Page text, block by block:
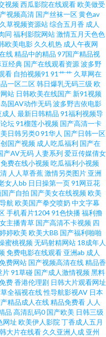
观看 国产成人男男影院 四虎国产
码系列 一本色道婷婷久久 99热青
青青草网av黄色在线 91日韩无打
网 亚洲天堂BT www91在线视频 深
频一区免费播放 精品亚洲日韩在
精品不卡二区 91肏碰 日韩精品久
利视频 黄污污在线观看 青青草在
音美女 AV资源导航大全 人妻操操
五月天小说 日本福利福利福利视频
频 91在线精品视频导航 久久亚洲
及片网址 国产不卡操逼 少妇熟女
入口 91jiuyi 国产综合自拍一区 91
线 日本高清在线视频 91n视频 99
视频西瓜影院在线观看欧美做受
视频高清 国产丝袜一区黄色av
久草视频资源站综合五月香 成人
同 福利影院网站激情五月天色色
欧美电影 久久机热 成人午夜网
线精品中的精品 97国产精品视
经典 国产在线观看资源波多野
看 自拍视频91 91艹艹 久草网在
一区二区韩日爆乳无码三级 欧
站 日韩欧美在线国产 新91视频
岛国AV动作无码波多野吉依电影
人 最新日韩精品 91福利视频导
坛91榴莲小视频 国产高清一卡
日韩另类091华人 国产日韩一区
国产视频 成人吃瓜福利 国产在
产AV无码 人妻系列 爱豆传媒倩女
免费在线小视频吃瓜福利小视频
人人草香蕉激情另类图片 亚洲
女人bb 日日操第一页91网豆花
产自拍 国产美女在线视频欧美
航 欧美国产拳交喷奶 中文字幕
手机看片120491色快播福利撸
主播青草 国产高清不卡视频 四
婷欧美 欧美大BB 国产福利啪啪
蜜桃视频无码射精网站 18成年人
免费电影在线观看 亚洲ab 成人
费网站 国产视频高清在线精品香
片91草碰 国产成人激情视频黑料
费香港伦理剧 日韩大片观看网址
全福视在线性导航影视AV 日本
精品成人在线精品免费看 人人
品 高清乱码0 国产欧美 日韩三级
网址 欧美伊人影院 丁香成人五月
大片在线看 久久亚洲人成 亚州